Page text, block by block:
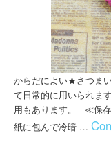
からだによい★さつま
て日常的に用いられま
用もあります。 ≪保
紙に包んで冷暗 …